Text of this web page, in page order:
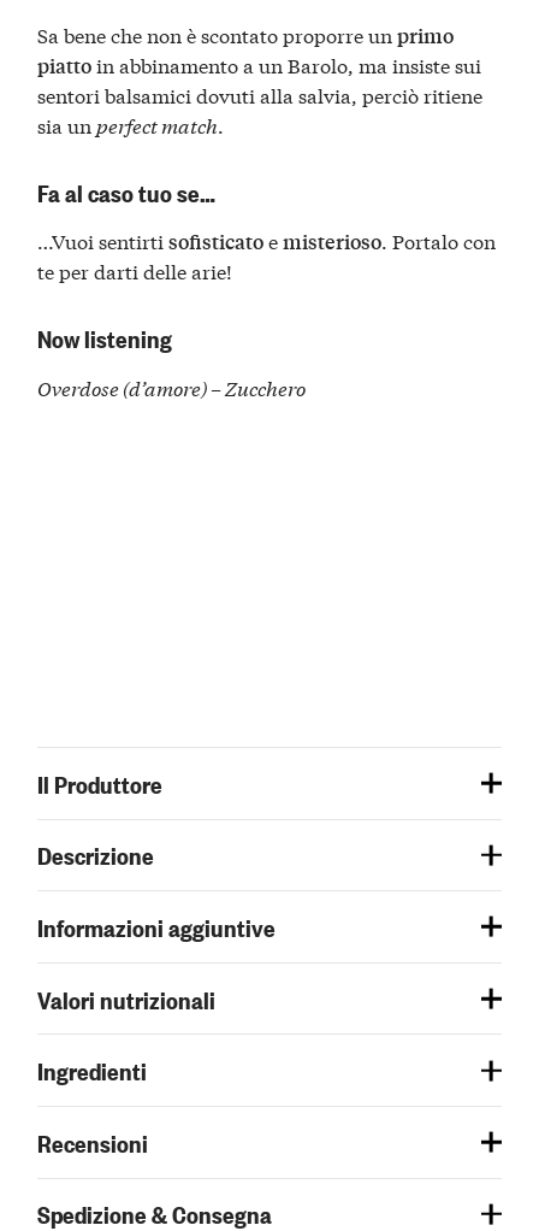
Sa bene che non è scontato proporre unprimo
piattoin abbinamento a un Barolo, ma insiste sui
sentori balsamici dovuti alla salvia, perciò ritiene
sia un perfect match.
Fa al caso tuo se…
…Vuoi sentirtisofisticatoemisterioso. Portalo con
te per darti delle arie!
Now listening
Overdose (d’amore) – Zucchero
Il Produttore
Descrizione
Informazioni aggiuntive
Valori nutrizionali
Ingredienti
Recensioni
Spedizione & Consegna